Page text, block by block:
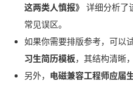
这两类人慎报》
详细分析了
常见误区。
如果你需要排版参考，可以
习生简历模板，其结构清晰
另外， 电磁兼容工程师应届